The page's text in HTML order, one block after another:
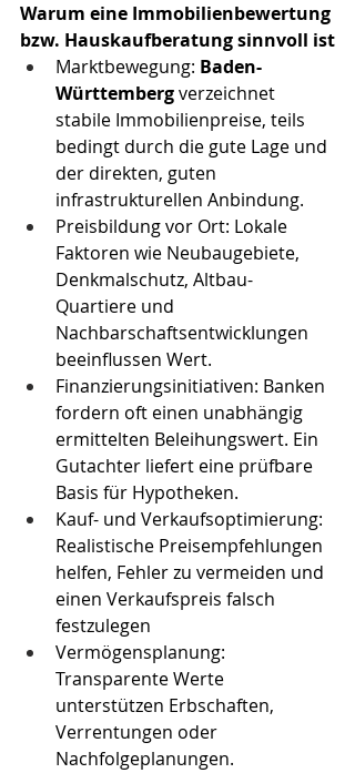
Warum eine Immobilienbewertung
bzw. Hauskaufberatung sinnvoll ist
Marktbewegung: Baden-
Württemberg verzeichnet
stabile Immobilienpreise, teils
bedingt durch die gute Lage und
der direkten, guten
infrastrukturellen Anbindung.
Preisbildung vor Ort: Lokale
Faktoren wie Neubaugebiete,
Denkmalschutz, Altbau-
Quartiere und
Nachbarschaftsentwicklungen
beeinflussen Wert.
Finanzierungsinitiativen: Banken
fordern oft einen unabhängig
ermittelten Beleihungswert. Ein
Gutachter liefert eine prüfbare
Basis für Hypotheken.
Kauf- und Verkaufsoptimierung:
Realistische Preisempfehlungen
helfen, Fehler zu vermeiden und
einen Verkaufspreis falsch
festzulegen
Vermögensplanung:
Transparente Werte
unterstützen Erbschaften,
Verrentungen oder
Nachfolgeplanungen.